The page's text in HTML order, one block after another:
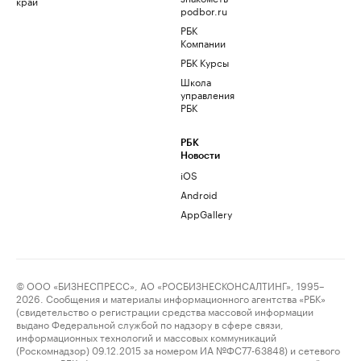
podbor.ru
РБК
Компании
РБК Курсы
Школа
управления
РБК
РБК
Новости
iOS
Android
AppGallery
© ООО «БИЗНЕСПРЕСС», АО «РОСБИЗНЕСКОНСАЛТИНГ», 1995–
2026. Сообщения и материалы информационного агентства «РБК»
(свидетельство о регистрации средства массовой информации
выдано Федеральной службой по надзору в сфере связи,
информационных технологий и массовых коммуникаций
(Роскомнадзор) 09.12.2015 за номером ИА №ФС77-63848) и сетевого